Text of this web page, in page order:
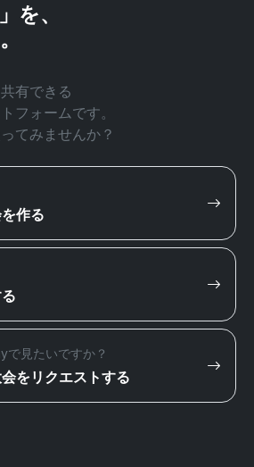
を、
有できる
フォームです。
てみませんか？
作る
見たいですか？
をリクエストする